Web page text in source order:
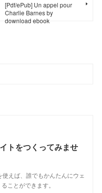
[Pdf/ePub] Un appel pour
Charlie Barnes by
download ebook
トをつくってみませ
えば、誰でもかんたんにウェ
ことができます。